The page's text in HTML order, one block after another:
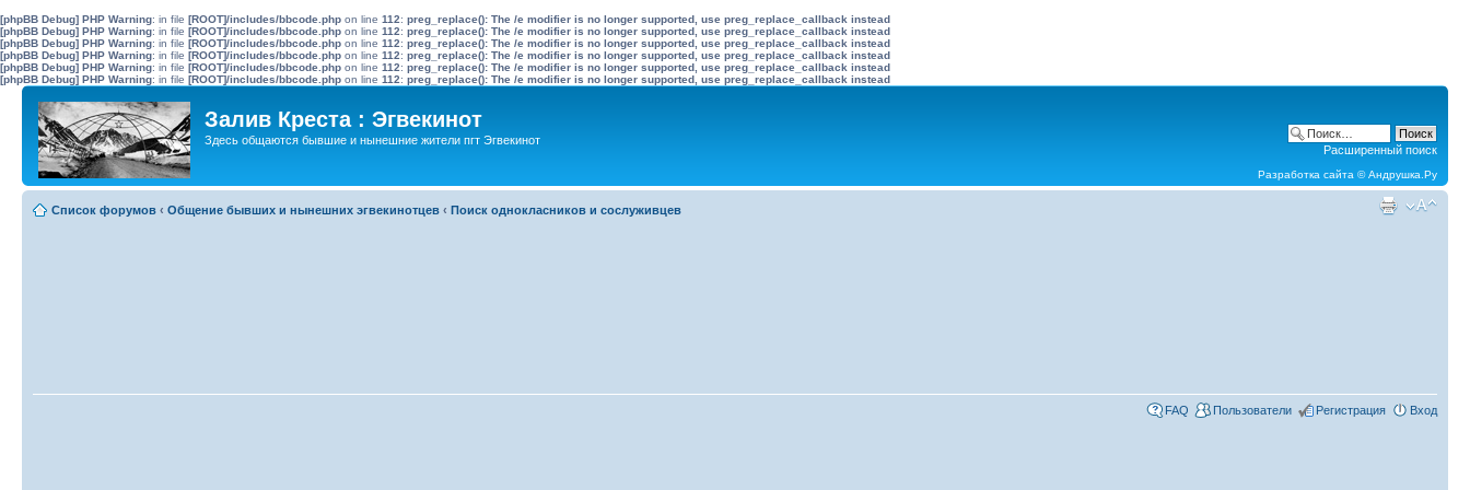
[phpBB Debug] PHP Warning: in file [ROOT]/includes/bbcode.php on line 112: preg_replace(): The /e modifier is no longer supported, use preg_replace_callback instead
[phpBB Debug] PHP Warning: in file [ROOT]/includes/bbcode.php on line 112: preg_replace(): The /e modifier is no longer supported, use preg_replace_callback instead
[phpBB Debug] PHP Warning: in file [ROOT]/includes/bbcode.php on line 112: preg_replace(): The /e modifier is no longer supported, use preg_replace_callback instead
[phpBB Debug] PHP Warning: in file [ROOT]/includes/bbcode.php on line 112: preg_replace(): The /e modifier is no longer supported, use preg_replace_callback instead
[phpBB Debug] PHP Warning: in file [ROOT]/includes/bbcode.php on line 112: preg_replace(): The /e modifier is no longer supported, use preg_replace_callback instead
[phpBB Debug] PHP Warning: in file [ROOT]/includes/bbcode.php on line 112: preg_replace(): The /e modifier is no longer supported, use preg_replace_callback instead
Залив Креста : Эгвекинот
Здесь общаются бывшие и нынешние жители пгт Эгвекинот
Расширенный поиск
Разработка сайта ©Андрушка.Ру
Список форумов ‹ Общение бывших и нынешних эгвекинотцев ‹ Поиск однокласников и сослуживцев
FAQ Пользователи Регистрация Вход